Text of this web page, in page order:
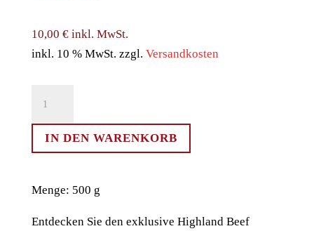
10,00 € inkl. MwSt.
inkl. 10 % MwSt. zzgl. Versandkosten
Rinder-
Schlepp
IN DEN WARENKORB
Menge: 500 g
Entdecken Sie den exklusive Highland Beef